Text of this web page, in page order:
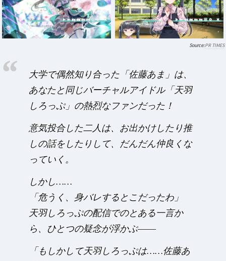
PR TIMES
大学で偶然知り合った「佐藤あま」は、
あなたと同じバーチャルアイドル「天羽
しろっぷ」の熱烈なファンだった！
意気投合した二人は、お出かけしたり推
しの話をしたりして、だんだん仲良くな
っていく。
しかし……
「危うく、身バレするとこだったわ」
天羽しろっぷの配信でのとある一言か
ら、ひとつの疑念が浮かぶ――
「もしかして天羽しろっぷは……佐藤あ